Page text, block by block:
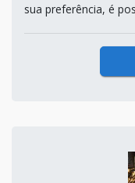
sua preferência, é